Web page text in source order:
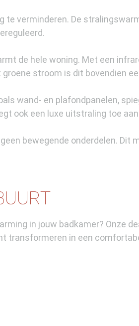
verminderen. De
de hele woning. Met een
stroom is dit bovendien
wand- en plafondpanelen,
ook een luxe uitstraling toe
bewegende onderdelen. Dit
in jouw badkamer? Onze
transformeren in een